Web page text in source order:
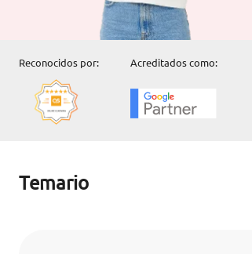
Reconocidos por: Acreditados como:
Temario